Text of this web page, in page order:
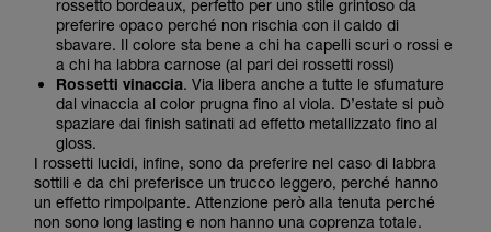
rossetto bordeaux, perfetto per uno stile grintoso da
preferire opaco perché non rischia con il caldo di
sbavare. Il colore sta bene a chi ha capelli scuri o rossi e
a chi ha labbra carnose (al pari dei rossetti rossi)
Rossetti vinaccia. Via libera anche a tutte le sfumature
dal vinaccia al color prugna fino al viola. D’estate si può
spaziare dai finish satinati ad effetto metallizzato fino al
gloss.
I rossetti lucidi, infine, sono da preferire nel caso di labbra
sottili e da chi preferisce un trucco leggero, perché hanno
un effetto rimpolpante. Attenzione però alla tenuta perché
non sono long lasting e non hanno una coprenza totale.